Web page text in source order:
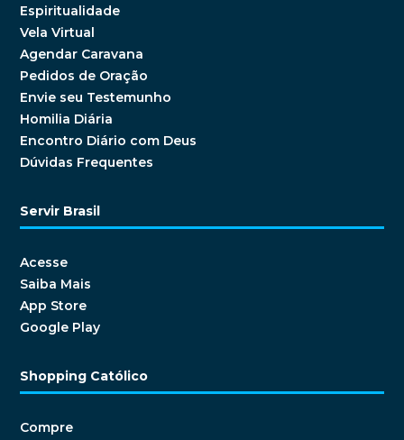
Espiritualidade
Vela Virtual
Agendar Caravana
Pedidos de Oração
Envie seu Testemunho
Homilia Diária
Encontro Diário com Deus
Dúvidas Frequentes
Servir Brasil
Acesse
Saiba Mais
App Store
Google Play
Shopping Católico
Compre